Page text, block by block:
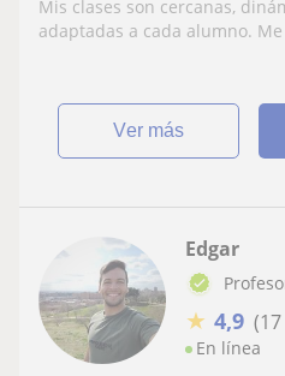
Mis clases son cercanas,
adaptadas a cada alumno.
ver más
Edgar
★ 4,9
En línea